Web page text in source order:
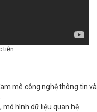
tiễn
mê công nghệ thông tin và
mô hình dữ liệu quan hệ